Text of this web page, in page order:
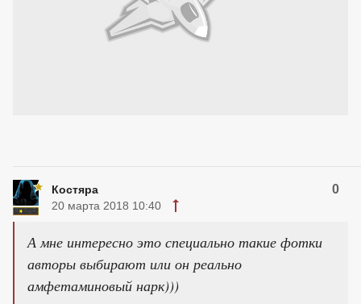
Костяра 0
20 марта 2018 10:40
А мне интересно это специально такие фотки
авторы выбирают или он реально
амфетаминовый нарк)))